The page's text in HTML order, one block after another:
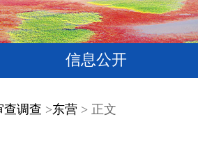
信息公开
查调查 >东营 > 正文